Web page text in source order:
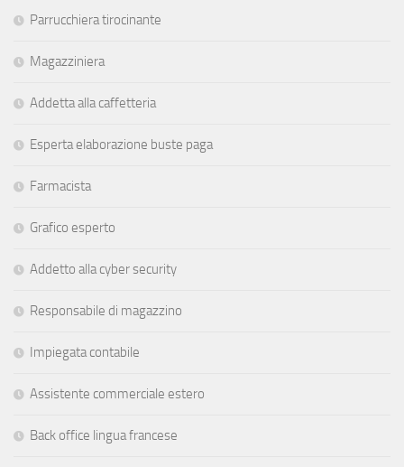
Parrucchiera tirocinante
Magazziniera
Addetta alla caffetteria
Esperta elaborazione buste paga
Farmacista
Grafico esperto
Addetto alla cyber security
Responsabile di magazzino
Impiegata contabile
Assistente commerciale estero
Back office lingua francese